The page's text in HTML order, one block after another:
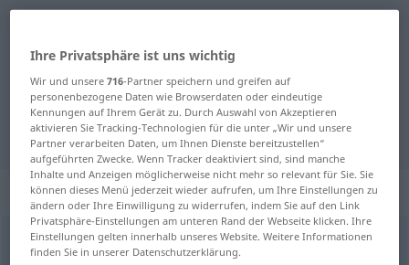
Englisch-Deutsch Übersetzung für
"soothing"
"soothing" Deutsch Übersetzung
„soothing“: adjective
soothing [ˈsuːðiŋ] adj
Ihre Privatsphäre ist uns wichtig
Wir und unsere716-Partner speichern und greifen auf
personenbezogene Daten wie Browserdaten oder eindeutige
Kennungen auf Ihrem Gerät zu. Durch Auswahl von Akzeptieren
aktivieren Sie Tracking-Technologien für die unter „Wir und unsere
Partner verarbeiten Daten, um Ihnen Dienste bereitzustellen“
aufgeführten Zwecke. Wenn Tracker deaktiviert sind, sind manche
Inhalte und Anzeigen möglicherweise nicht mehr so relevant für Sie. Sie
können dieses Menü jederzeit wieder aufrufen, um Ihre Einstellungen zu
ändern oder Ihre Einwilligung zu widerrufen, indem Sie auf den Link
Privatsphäre-Einstellungen am unteren Rand der Webseite klicken. Ihre
Einstellungen gelten innerhalb unseres Website. Weitere Informationen
finden Sie in unserer Datenschutzerklärung.